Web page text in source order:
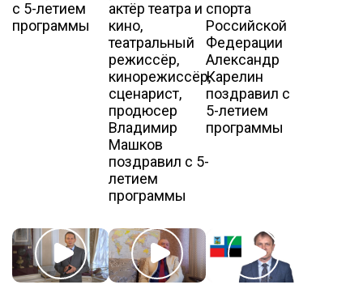
с 5-летием
программы
актёр театра и
кино,
театральный
режиссёр,
кинорежиссёр,
сценарист,
продюсер
Владимир
Машков
поздравил с 5-
летием
программы
спорта
Российской
Федерации
Александр
Карелин
поздравил с
5-летием
программы